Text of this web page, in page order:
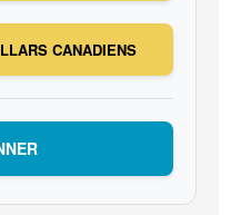
CANADIENS